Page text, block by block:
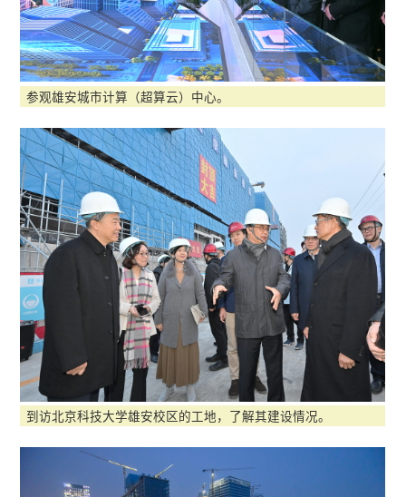
参观雄安城市计算（超算云）中心。
到访北京科技大学雄安校区的工地，了解其建设情况。